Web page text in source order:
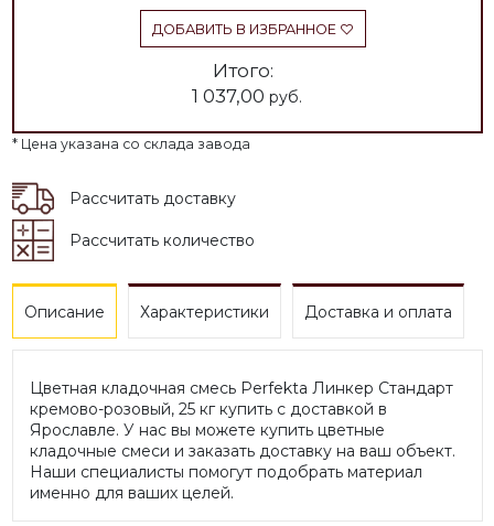
ДОБАВИТЬ В ИЗБРАННОЕ
Итого:
1 037,00 руб.
* Цена указана со склада завода
Рассчитать доставку
Рассчитать количество
Описание Характеристики Доставка и оплата
Цветная кладочная смесь Perfekta Линкер Стандарт
кремово-розовый, 25 кг купить с доставкой в
Ярославле. У нас вы можете купить цветные
кладочные смеси и заказать доставку на ваш объект.
Наши специалисты помогут подобрать материал
именно для ваших целей.